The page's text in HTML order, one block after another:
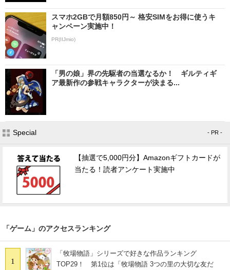
スマホ2GBで月額850円～ 格安SIMをお得に使うキ
ャンペーン実施中！
PR(IIJmio)
「男の娘」界の先駆者の当選なるか！ ギルティギ
ア最新作の参戦キャラクターが決まる...
Special - PR -
【抽選で5,000円分】Amazonギフトカードが
当たる！読者アンケート実施中
「ゲーム」のアクセスランキング
1
「牧場物語」シリーズで好きな作品ランキング
TOP29！ 第1位は「牧場物語 3つの里の大切な友だ